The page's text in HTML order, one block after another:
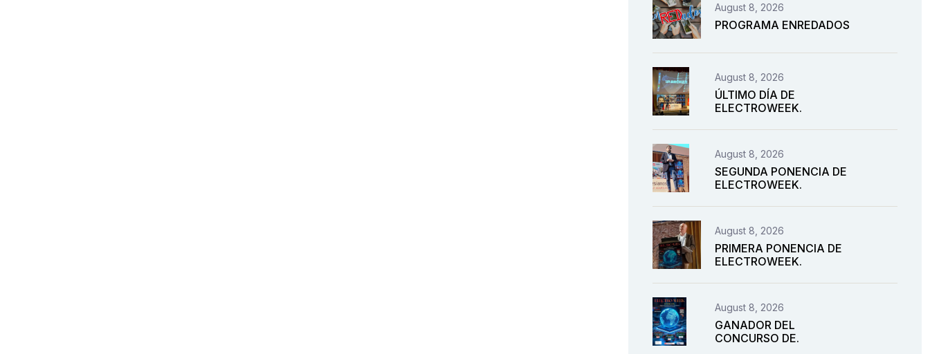
August 8, 2026
PROGRAMA ENREDADOS
August 8, 2026
ÚLTIMO DÍA DE
ELECTROWEEK.
August 8, 2026
SEGUNDA PONENCIA DE
ELECTROWEEK.
August 8, 2026
PRIMERA PONENCIA DE
ELECTROWEEK.
August 8, 2026
GANADOR DEL
CONCURSO DE.